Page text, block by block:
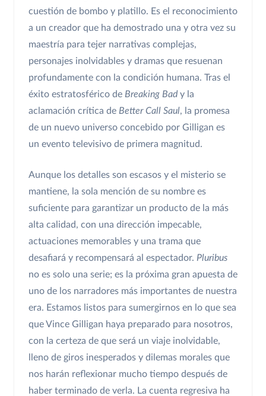
cuestión de bombo y platillo. Es el reconocimiento
a un creador que ha demostrado una y otra vez su
maestría para tejer narrativas complejas,
personajes inolvidables y dramas que resuenan
profundamente con la condición humana. Tras el
éxito estratosférico de Breaking Bad y la
aclamación crítica de Better Call Saul, la promesa
de un nuevo universo concebido por Gilligan es
un evento televisivo de primera magnitud.
Aunque los detalles son escasos y el misterio se
mantiene, la sola mención de su nombre es
suficiente para garantizar un producto de la más
alta calidad, con una dirección impecable,
actuaciones memorables y una trama que
desafiará y recompensará al espectador. Pluribus
no es solo una serie; es la próxima gran apuesta de
uno de los narradores más importantes de nuestra
era. Estamos listos para sumergirnos en lo que sea
que Vince Gilligan haya preparado para nosotros,
con la certeza de que será un viaje inolvidable,
lleno de giros inesperados y dilemas morales que
nos harán reflexionar mucho tiempo después de
haber terminado de verla. La cuenta regresiva ha